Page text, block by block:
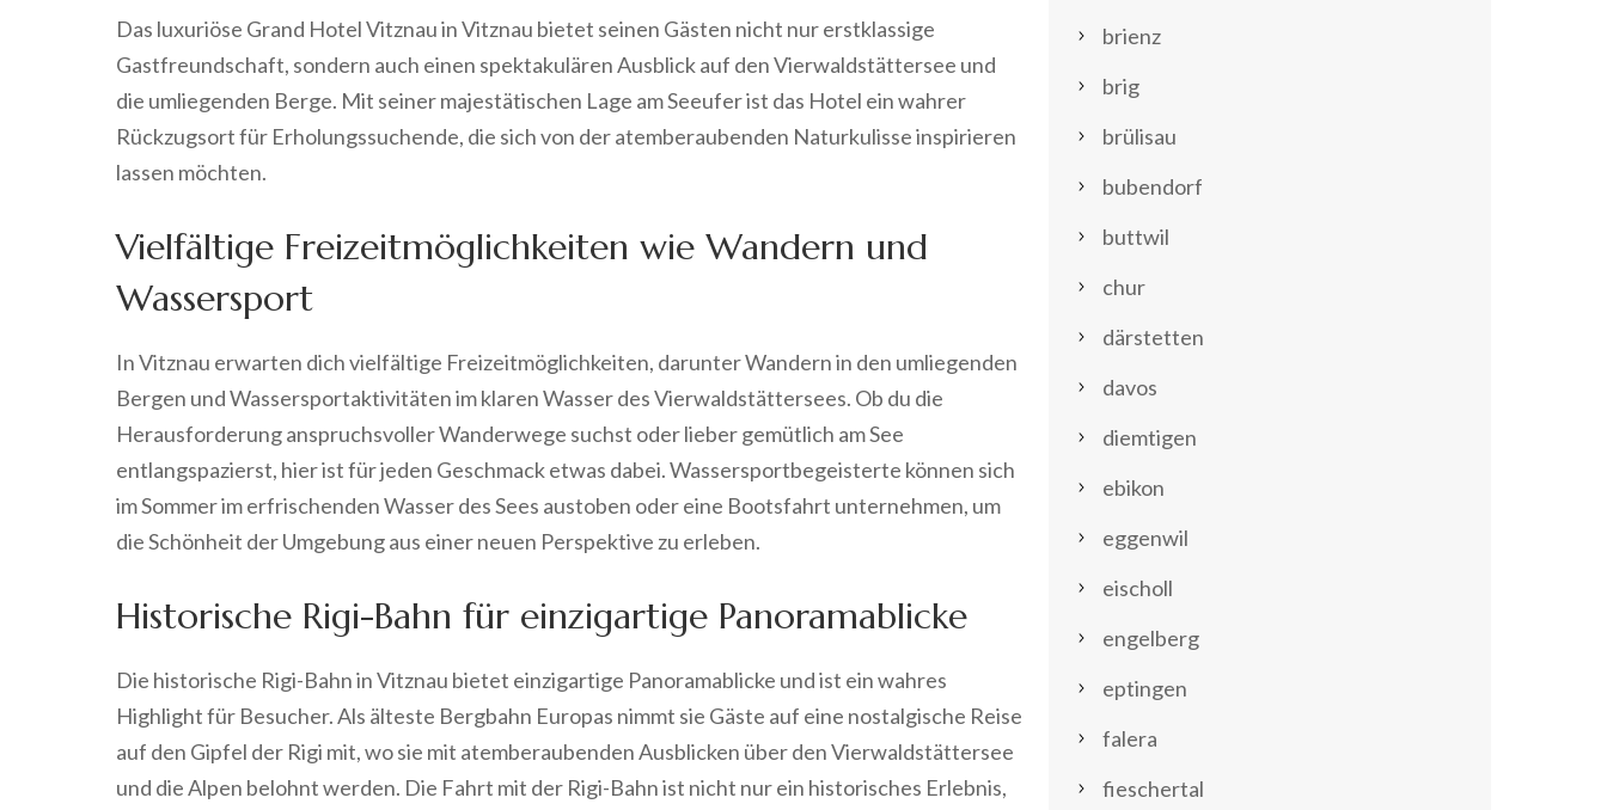
Das luxuriöse Grand Hotel Vitznau in Vitznau bietet seinen Gästen nicht nur erstklassige
Gastfreundschaft, sondern auch einen spektakulären Ausblick auf den Vierwaldstättersee und
die umliegenden Berge. Mit seiner majestätischen Lage am Seeufer ist das Hotel ein wahrer
Rückzugsort für Erholungssuchende, die sich von der atemberaubenden Naturkulisse inspirieren
lassen möchten.
Vielfältige Freizeitmöglichkeiten wie Wandern und
Wassersport
In Vitznau erwarten dich vielfältige Freizeitmöglichkeiten, darunter Wandern in den umliegenden
Bergen und Wassersportaktivitäten im klaren Wasser des Vierwaldstättersees. Ob du die
Herausforderung anspruchsvoller Wanderwege suchst oder lieber gemütlich am See
entlangspazierst, hier ist für jeden Geschmack etwas dabei. Wassersportbegeisterte können sich
im Sommer im erfrischenden Wasser des Sees austoben oder eine Bootsfahrt unternehmen, um
die Schönheit der Umgebung aus einer neuen Perspektive zu erleben.
Historische Rigi-Bahn für einzigartige Panoramablicke
Die historische Rigi-Bahn in Vitznau bietet einzigartige Panoramablicke und ist ein wahres
Highlight für Besucher. Als älteste Bergbahn Europas nimmt sie Gäste auf eine nostalgische Reise
auf den Gipfel der Rigi mit, wo sie mit atemberaubenden Ausblicken über den Vierwaldstättersee
und die Alpen belohnt werden. Die Fahrt mit der Rigi-Bahn ist nicht nur ein historisches Erlebnis,
brienz
brig
brülisau
bubendorf
buttwil
chur
därstetten
davos
diemtigen
ebikon
eggenwil
eischoll
engelberg
eptingen
falera
fieschertal